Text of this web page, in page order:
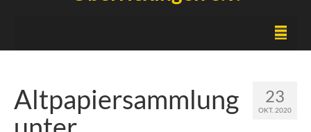
Inselfest
Aktuelles
23
OKT. 2020
Altpapiersammlung